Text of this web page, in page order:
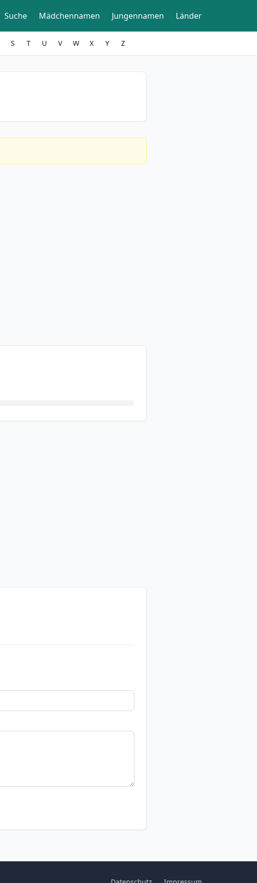
Suche Mädchennamen Jungennamen Länder
S T U V W X Y Z